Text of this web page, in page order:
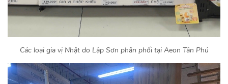
Các loại gia vị Nhật do Lập Sơn phân phối tại Aeon Tân Phú